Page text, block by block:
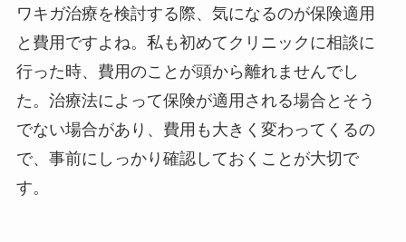
ワキガ治療を検討する際、気になるのが保険適用
と費用ですよね。私も初めてクリニックに相談に
行った時、費用のことが頭から離れませんでし
た。治療法によって保険が適用される場合とそう
でない場合があり、費用も大きく変わってくるの
で、事前にしっかり確認しておくことが大切で
す。